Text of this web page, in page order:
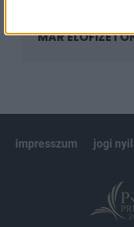
MÁR
impresszum jogi